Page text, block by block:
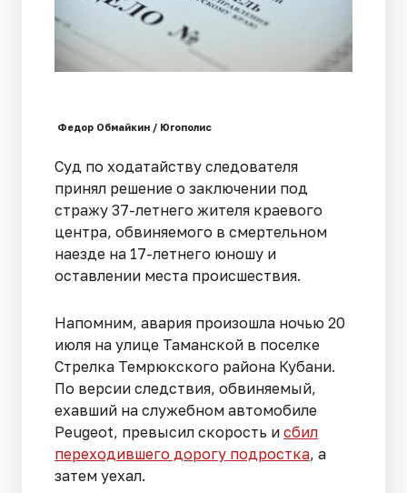
Федор Обмайкин / Югополис
Суд по ходатайству следователя
принял решение о заключении под
стражу 37-летнего жителя краевого
центра, обвиняемого в смертельном
наезде на 17-летнего юношу и
оставлении места происшествия.
Напомним, авария произошла ночью 20
июля на улице Таманской в поселке
Стрелка Темрюкского района Кубани.
По версии следствия, обвиняемый,
ехавший на служебном автомобиле
Peugeot, превысил скорость и сбил
переходившего дорогу подростка, а
затем уехал.